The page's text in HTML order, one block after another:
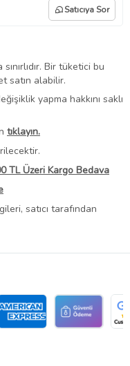
Satıcıya Sor
Bir tüketici bu
satın alabilir.
yapma hakkını saklı
tıklayın.
TL Üzeri Kargo Bedava
satıcı tarafından